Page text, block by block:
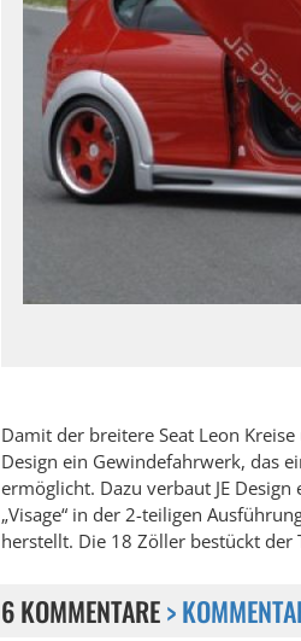
Damit der breitere Seat Leon
Design ein Gewindefahrwerk, das
ermöglicht. Dazu verbaut JE
„Visage“ in der 2-teiligen
herstellt. Die 18 Zöller bestückt
6 KOMMENTARE>